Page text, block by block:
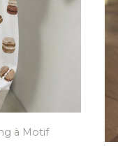
à Motif